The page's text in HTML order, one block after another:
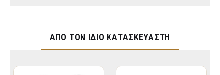
ΑΠΌ ΤΟΝ ΊΔΙΟ ΚΑΤΑΣΚΕΥΑΣΤΉ